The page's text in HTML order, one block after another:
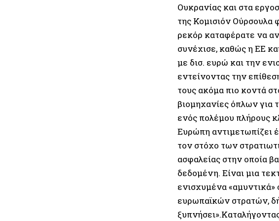
Ουκρανίας και στα
της Κομισιόν
ρεκόρ καταφέρατε να
συνέχισε, καθώς η ΕΕ
με δισ. ευρώ και την
εντείνοντας την
τους ακόμα πιο κοντά
βιομηχανίες όπλων για
ενός πολέμου πλήρους
Ευρώπη αντιμετωπίζει
τον στόχο των
ασφαλείας στην οποία
δεδομένη. Είναι μια
ενισχυμένα
ευρωπαϊκών στρατών,